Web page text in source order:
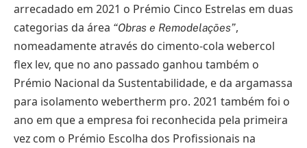
arrecadado em 2021 o Prémio Cinco Estrelas em duas
categorias da área “Obras e Remodelações”,
nomeadamente através do cimento-cola webercol
flex lev, que no ano passado ganhou também o
Prémio Nacional da Sustentabilidade, e da argamassa
para isolamento webertherm pro. 2021 também foi o
ano em que a empresa foi reconhecida pela primeira
vez com o Prémio Escolha dos Profissionais na